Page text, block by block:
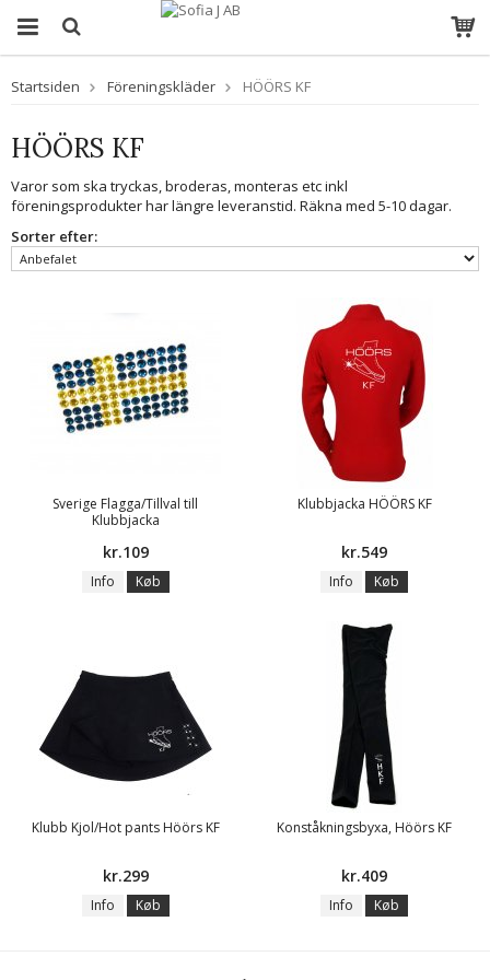
Startsiden Föreningskläder HÖÖRS KF
HÖÖRS KF
Varor som ska tryckas, broderas, monteras etc inkl
föreningsprodukter har längre leveranstid. Räkna med 5-10 dagar.
Sorter efter:
Sverige Flagga/Tillval till
Klubbjacka
kr.109
Info Køb
Klubbjacka HÖÖRS KF
kr.549
Info Køb
Klubb Kjol/Hot pants Höörs KF
kr.299
Info Køb
Konståkningsbyxa, Höörs KF
kr.409
Info Køb